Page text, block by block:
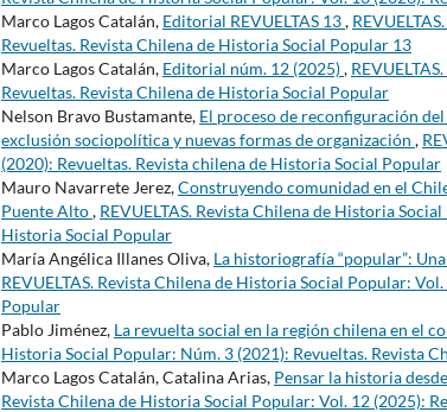
Marco Lagos Catalán, Editorial REVUELTAS 13,
Revueltas. Revista Chilena de Historia Social Popular 13
Marco Lagos Catalán, Editorial núm. 12 (2025),
Revueltas. Revista Chilena de Historia Social Popular
Nelson Bravo Bustamante, El proceso de reconfiguración
exclusión sociopolítica y nuevas formas de organización ,
(2020): Revueltas. Revista chilena de Historia Social Popular
Mauro Navarrete Jerez,Construyendo comunidad en el
Puente Alto, REVUELTAS. Revista Chilena de Historia
Historia Social Popular
María Angélica Illanes Oliva, La historiografía “popular”:
REVUELTAS. Revista Chilena de Historia Social Popular:
Popular
Pablo Jiménez, La revuelta social en la región chilena en el
Historia Social Popular: Núm. 3 (2021): Revueltas. Revista
Marco Lagos Catalán, Catalina Arias, Pensar la historia
Revista Chilena de Historia Social Popular: Vol. 12 (2025):